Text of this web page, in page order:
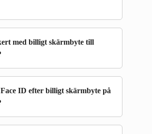
med billigt skärmbyte till
ID efter billigt skärmbyte på